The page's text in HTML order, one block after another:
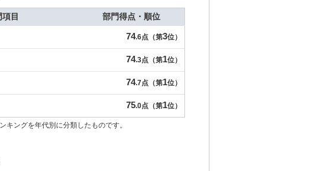
目 部門得点・順位
74.6点（第3位）
74.3点（第1位）
74.7点（第1位）
75.0点（第1位）
キングを年代別に分類したものです。